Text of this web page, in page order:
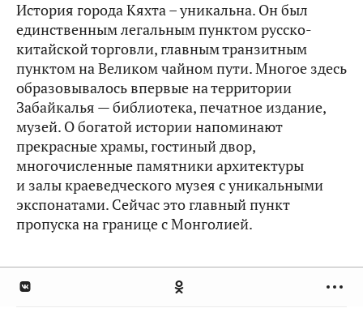
История города Кяхта – уникальна. Он был
единственным легальным пунктом русско-
китайской торговли, главным транзитным
пунктом на Великом чайном пути. Многое здесь
образовывалось впервые на территории
Забайкалья — библиотека, печатное издание,
музей. О богатой истории напоминают
прекрасные храмы, гостиный двор,
многочисленные памятники архитектуры
и залы краеведческого музея с уникальными
экспонатами. Сейчас это главный пункт
пропуска на границе с Монголией.